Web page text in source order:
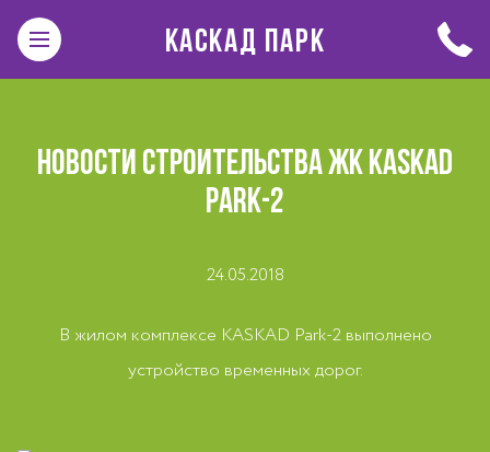
КАСКАД ПАРК
НОВОСТИ СТРОИТЕЛЬСТВА ЖК KASKAD
PARK-2
24.05.2018
В жилом комплексе KASKAD Park-2 выполнено
устройство временных дорог.